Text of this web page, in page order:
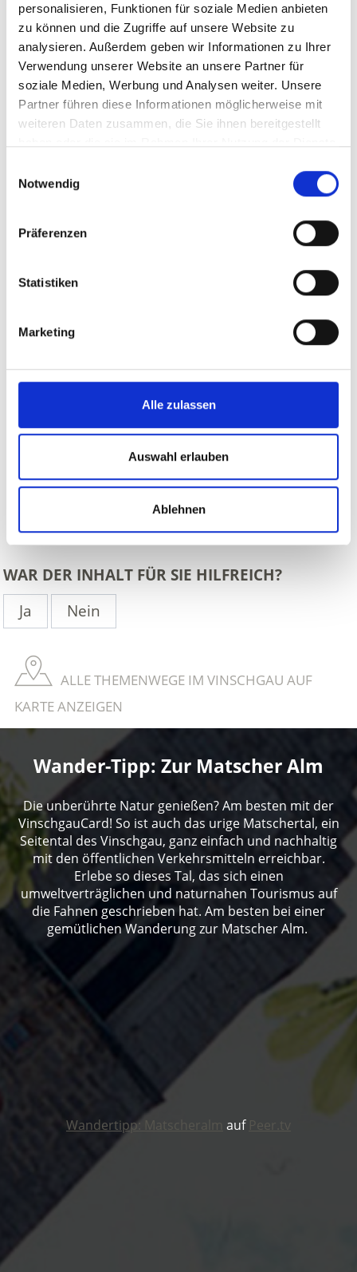
personalisieren, Funktionen für soziale Medien anbieten
zu können und die Zugriffe auf unsere Website zu
analysieren. Außerdem geben wir Informationen zu Ihrer
Verwendung unserer Website an unsere Partner für
soziale Medien, Werbung und Analysen weiter. Unsere
Partner führen diese Informationen möglicherweise mit
weiteren Daten zusammen, die Sie ihnen bereitgestellt
Notwendig
Präferenzen
Statistiken
Marketing
Alle zulassen
Auswahl erlauben
Ablehnen
Lage
Impressionen
WAR DER INHALT FÜR SIE HILFREICH?
Ja
Nein
ALLE THEMENWEGE IM VINSCHGAU AUF
KARTE ANZEIGEN
Wander-Tipp: Zur Matscher Alm
Die unberührte Natur genießen? Am besten mit der
VinschgauCard! So ist auch das urige Matschertal, ein
Seitental des Vinschgau, ganz einfach und nachhaltig
mit den öffentlichen Verkehrsmitteln erreichbar.
Erlebe so dieses Tal, das sich einen
umweltverträglichen und naturnahen Tourismus auf
die Fahnen geschrieben hat. Am besten bei einer
gemütlichen Wanderung zur Matscher Alm.
Wandertipp: Matscheralm auf Peer.tv